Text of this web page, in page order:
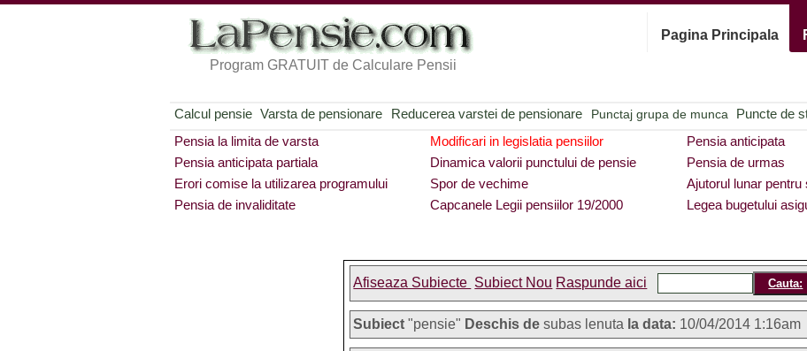
Program GRATUIT de Calculare Pensii
Pagina Principala
Calcul pensie Varsta de pensionare Reducerea varstei de pensionare Punctaj grupa de munca Puncte de
Pensia la limita de varsta
Modificari in legislatia pensiilor
Pensia anticipata
Pensia anticipata partiala
Dinamica valorii punctului de pensie
Pensia de urmas
Erori comise la utilizarea programului
Spor de vechime
Ajutorul lunar
Pensia de invaliditate
Capcanele Legii pensiilor 19/2000 Legea bugetului
Afiseaza Subiecte Subiect Nou Raspunde aici
Subiect "pensie" Deschis de subas lenuta la data: 10/04/2014 1:16am